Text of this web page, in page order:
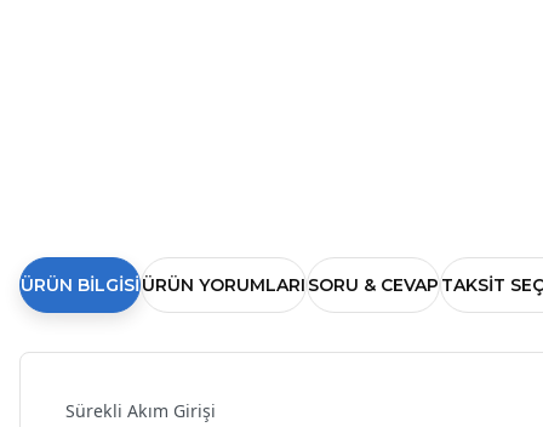
ÜRÜN BILGISI ÜRÜN YORUMLARISORU & CEVAPTAKSIT
Sürekli Akım Girişi